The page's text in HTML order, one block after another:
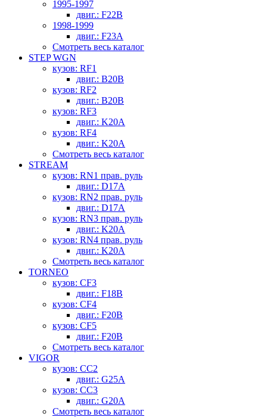
1995-1997
двиг.: F22B
1998-1999
двиг.: F23A
Смотреть весь каталог
STEP WGN
кузов: RF1
двиг.: B20B
кузов: RF2
двиг.: B20B
кузов: RF3
двиг.: K20A
кузов: RF4
двиг.: K20A
Смотреть весь каталог
STREAM
кузов: RN1 прав. руль
двиг.: D17A
кузов: RN2 прав. руль
двиг.: D17A
кузов: RN3 прав. руль
двиг.: K20A
кузов: RN4 прав. руль
двиг.: K20A
Смотреть весь каталог
TORNEO
кузов: CF3
двиг.: F18B
кузов: CF4
двиг.: F20B
кузов: CF5
двиг.: F20B
Смотреть весь каталог
VIGOR
кузов: CC2
двиг.: G25A
кузов: CC3
двиг.: G20A
Смотреть весь каталог